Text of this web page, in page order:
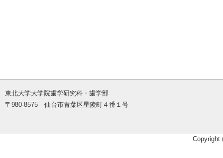
東北大学大学院歯学研究科・歯学部
〒980-8575 仙台市青葉区星陵町４番１号
Copyright